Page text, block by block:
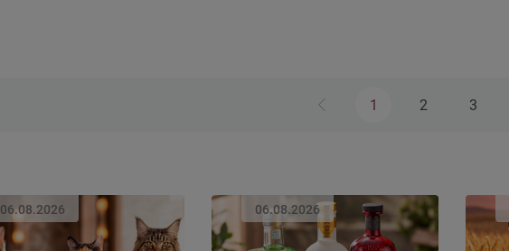
1 2 3
06.08.2026 06.08.2026